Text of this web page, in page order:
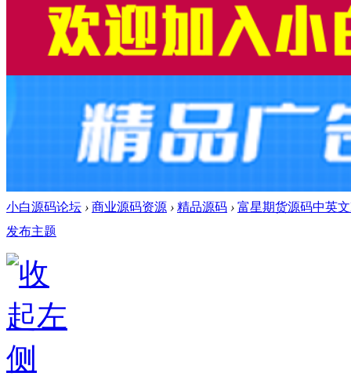
小白源码论坛 › 商业源码资源 › 精品源码 › 富星期货源码中英
发布主题